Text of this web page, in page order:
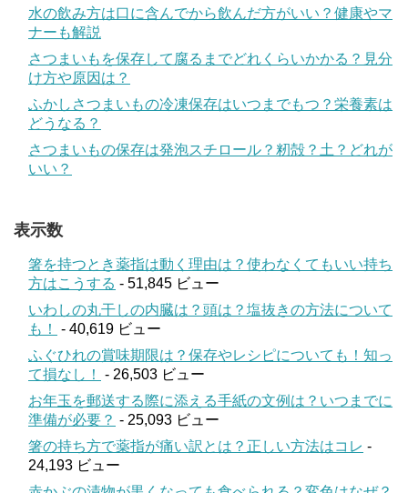
水の飲み方は口に含んでから飲んだ方がいい？健康やマ
ナーも解説
さつまいもを保存して腐るまでどれくらいかかる？見分
け方や原因は？
ふかしさつまいもの冷凍保存はいつまでもつ？栄養素は
どうなる？
さつまいもの保存は発泡スチロール？籾殻？土？どれが
いい？
表示数
箸を持つとき薬指は動く理由は？使わなくてもいい持ち
方はこうする - 51,845 ビュー
いわしの丸干しの内臓は？頭は？塩抜きの方法について
も！
- 40,619 ビュー
ふぐひれの賞味期限は？保存やレシピについても！知っ
て損なし！
- 26,503 ビュー
お年玉を郵送する際に添える手紙の文例は？いつまでに
準備が必要？ - 25,093 ビュー
箸の持ち方で薬指が痛い訳とは？正しい方法はコレ -
24,193 ビュー